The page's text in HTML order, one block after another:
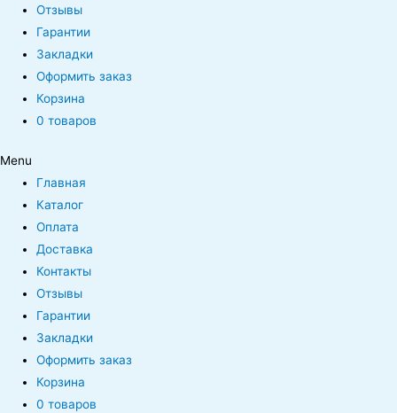
Отзывы
Гарантии
Закладки
Оформить заказ
Корзина
0 товаров
Menu
Главная
Каталог
Оплата
Доставка
Контакты
Отзывы
Гарантии
Закладки
Оформить заказ
Корзина
0 товаров